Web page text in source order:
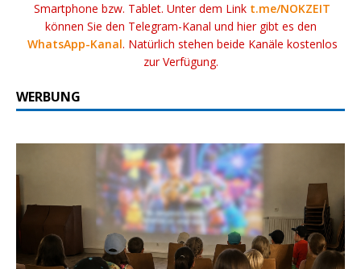
Smartphone bzw. Tablet. Unter dem Link t.me/NOKZEIT
können Sie den Telegram-Kanal und hier gibt es den
WhatsApp-Kanal. Natürlich stehen beide Kanäle kostenlos
zur Verfügung.
WERBUNG